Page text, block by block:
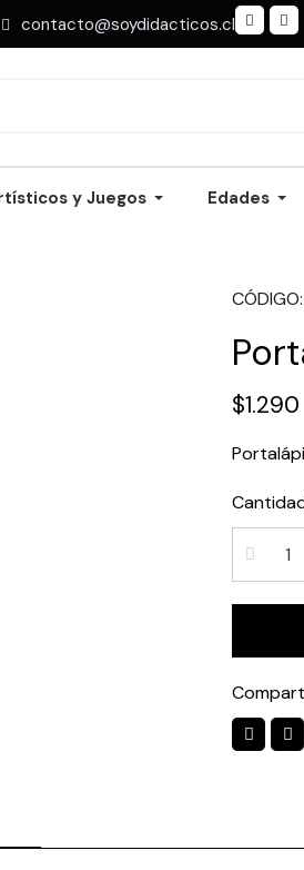
contacto@soydidacticos.cl
y Juegos Edades
CÓDIGO
$1.290